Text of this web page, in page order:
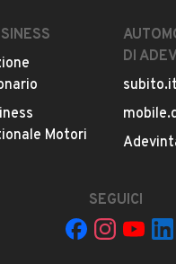
anteriori
12 mesi valida in tutta Italia
LEGGI
VEICOLO
Motori
DI
subito.it
SEGUICI